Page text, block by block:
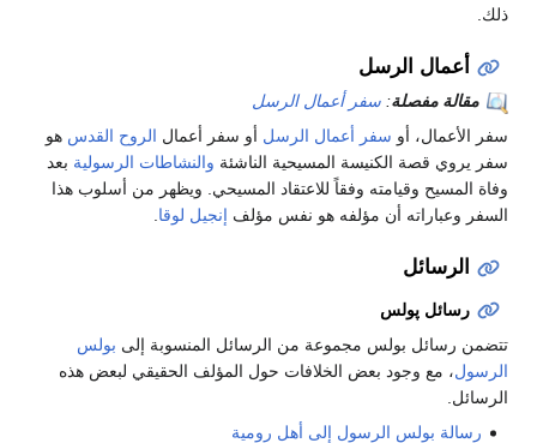
ذلك.
أعمال الرسل
مقالة مفصلة: سفر أعمال الرسل
سفر الأعمال، أو سفر أعمال الرسل أو سفر أعمال الروح القدس هو
سفر يروي قصة الكنيسة المسيحية الناشئة والنشاطات الرسولية بعد
وفاة المسيح وقيامته وفقاً للاعتقاد المسيحي. ويظهر من أسلوب هذا
السفر وعباراته أن مؤلفه هو نفس مؤلف إنجيل لوقا.
الرسائل
رسائل پولس
تتضمن رسائل بولس مجموعة من الرسائل المنسوبة إلى بولس
الرسول، مع وجود بعض الخلافات حول المؤلف الحقيقي لبعض هذه
الرسائل.
رسالة بولس الرسول إلى أهل رومية